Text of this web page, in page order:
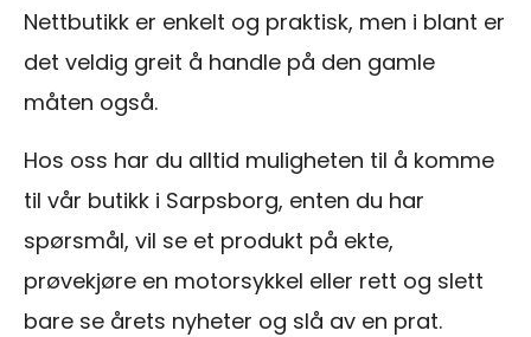
Nettbutikk er enkelt og praktisk, men i blant er
det veldig greit å handle på den gamle
måten også.
Hos oss har du alltid muligheten til å komme
til vår butikk i Sarpsborg, enten du har
spørsmål, vil se et produkt på ekte,
prøvekjøre en motorsykkel eller rett og slett
bare se årets nyheter og slå av en prat.